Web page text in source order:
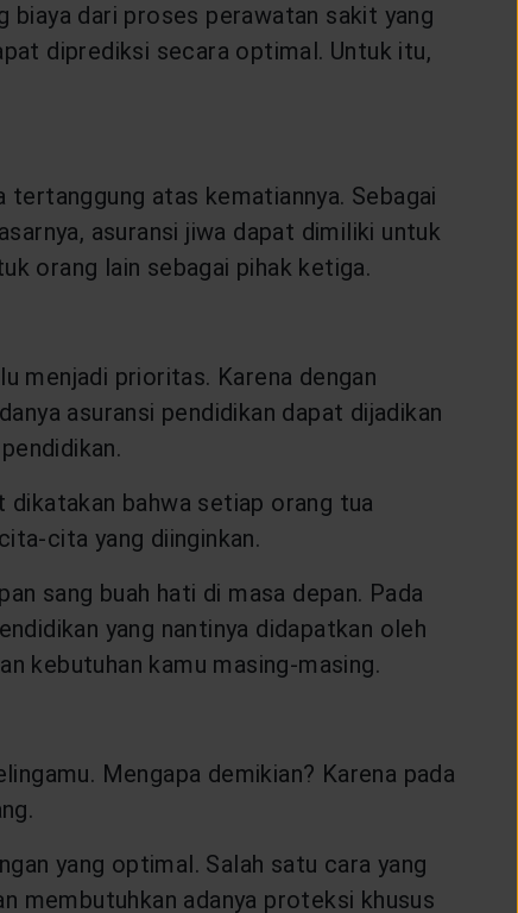
biaya dari proses perawatan sakit yang
diprediksi secara optimal. Untuk itu,
tertanggung atas kematiannya. Sebagai
asuransi jiwa dapat dimiliki untuk
orang lain sebagai pihak ketiga.
menjadi prioritas. Karena dengan
asuransi pendidikan dapat dijadikan
dikatakan bahwa setiap orang tua
cita yang diinginkan.
sang buah hati di masa depan. Pada
yang nantinya didapatkan oleh
kebutuhan kamu masing-masing.
Mengapa demikian? Karena pada
yang optimal. Salah satu cara yang
membutuhkan adanya proteksi khusus